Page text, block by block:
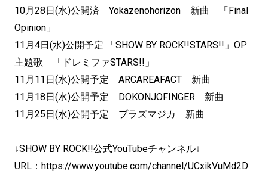
10月28日(水)公開済 Yokazenohorizon 新曲 「Final
Opinion」
11月4日(水)公開予定 「SHOW BY ROCK!!STARS!!」OP
主題歌 「ドレミファSTARS!!」
11月11日(水)公開予定 ARCAREAFACT 新曲
11月18日(水)公開予定 DOKONJOFINGER 新曲
11月25日(水)公開予定 プラズマジカ 新曲
↓SHOW BY ROCK!!公式YouTubeチャンネル↓
URL： https://www.youtube.com/channel/UCxikVuMd2D